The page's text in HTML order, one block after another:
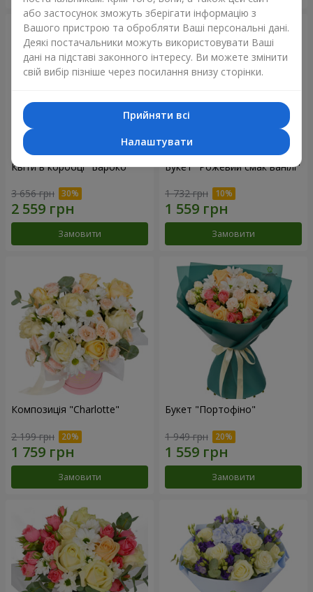
Квіти в коробці "Бароко"
3 656 грн
Замовити
Букет "Рожевий смак ванілі"
1 732 грн
Замовити
Композиція "Charlotte"
2 199 грн
Замовити
Букет "Портофіно"
1 949 грн
Замовити
або застосунок зможуть зберігати інформацію з
Вашого пристрою та обробляти Ваші персональні дані.
Деякі постачальники можуть використовувати Ваші
дані на підставі законного інтересу. Ви можете змінити
свій вибір пізніше через посилання внизу сторінки.
Прийняти всі
Налаштувати